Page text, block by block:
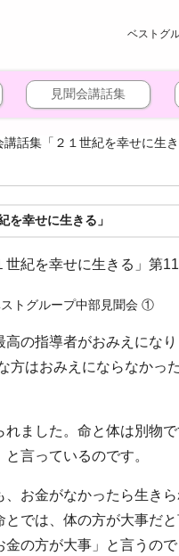
ベストグ
見聞会講話集
話集「２１世紀を幸せに生
を幸せに生きる」
紀を幸せに生きる」第11
トグループ中部見聞会 ①
の指導者がおみえにな
方はおみえにならなかっ
ました。命と体は別物
言っているのです。
、お金がなかったら生き
では、体の方が大事だ
の方が大事」と言うので